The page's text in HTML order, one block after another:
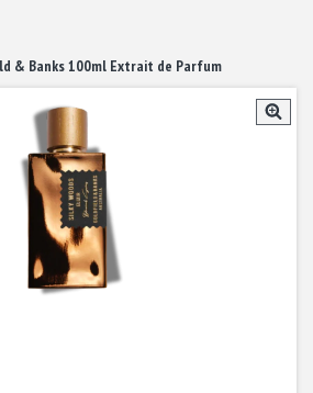
& Banks 100ml Extrait de Parfum